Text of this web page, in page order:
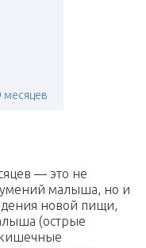
месяцев
— это не
малыша, но и
новой пищи,
(острые